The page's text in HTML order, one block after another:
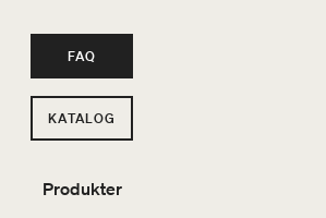
FAQ
KATALOG
Produkter